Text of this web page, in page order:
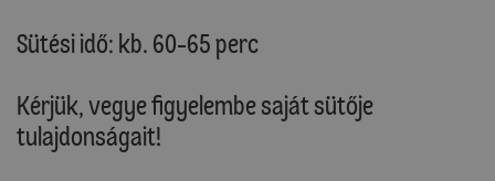
Sütési idő: kb. 60-65 perc
Kérjük, vegye figyelembe saját sütője
tulajdonságait!